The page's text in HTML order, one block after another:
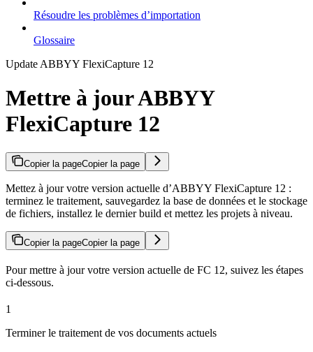
Résoudre les problèmes d’importation
Glossaire
Update ABBYY FlexiCapture 12
Mettre à jour ABBYY
FlexiCapture 12
Copier la pageCopier la page
Mettez à jour votre version actuelle d’ABBYY FlexiCapture 12 :
terminez le traitement, sauvegardez la base de données et le stockage
de fichiers, installez le dernier build et mettez les projets à niveau.
Copier la pageCopier la page
Pour mettre à jour votre version actuelle de FC 12, suivez les étapes
ci-dessous.
1
Terminer le traitement de vos documents actuels